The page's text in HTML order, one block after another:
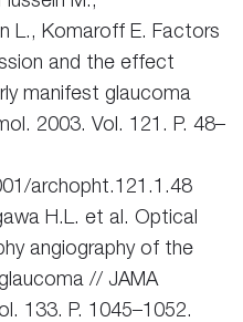
L., Komaroff E. Factors
and the effect
manifest glaucoma
2003. Vol. 121. P. 48–
archopht.121.1.48
H.L. et al. Optical
angiography of the
// JAMA
133. P. 1045–1052.